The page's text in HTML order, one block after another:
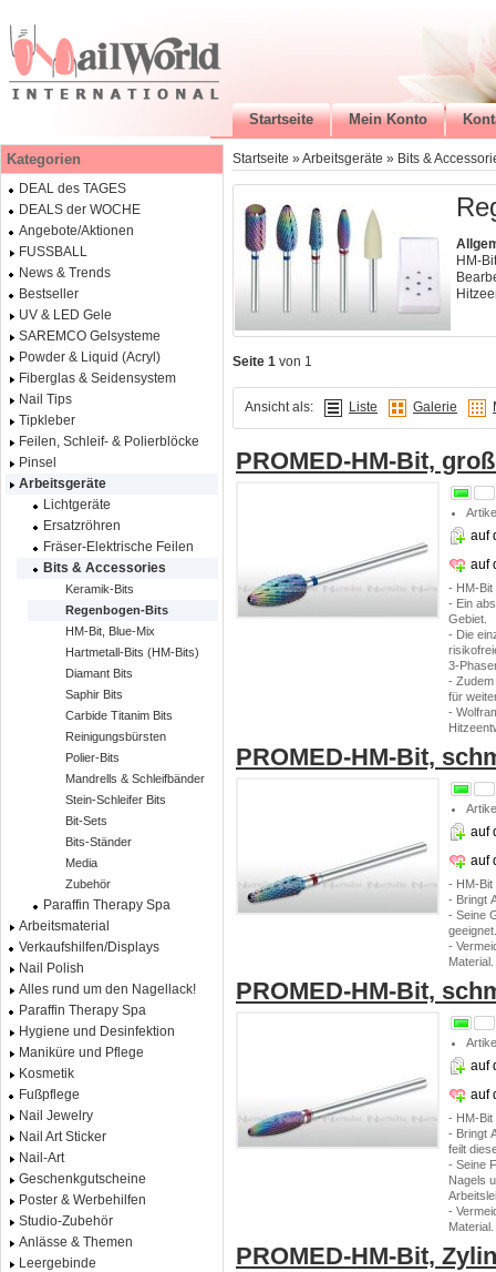
Startseite Mein Konto
Startseite »Arbeitsgeräte » Bits &
HM-
Seite 1 von 1
Ansicht als: Liste Galerie
PROMED-HM-Bit,
auf
auf
- HM-Bit
- Ein
Gebiet.
- Die
3-
- Zudem
für
-
PROMED-HM-Bit,
auf
auf
- HM-Bit
- Bringt
- Seine
-
Material.
PROMED-HM-Bit,
auf
auf
- HM-Bit
- Bringt
feilt
- Seine
Nagels
-
Material.
PROMED-HM-Bit,
Kategorien
DEAL des TAGES
DEALS der WOCHE
Angebote/Aktionen
FUSSBALL
News & Trends
Bestseller
UV & LED Gele
SAREMCO Gelsysteme
Powder & Liquid (Acryl)
Fiberglas & Seidensystem
Nail Tips
Tipkleber
Feilen, Schleif- & Polierblöcke
Pinsel
Arbeitsgeräte
Lichtgeräte
Ersatzröhren
Fräser-Elektrische Feilen
Bits & Accessories
Keramik-Bits
Regenbogen-Bits
HM-Bit, Blue-Mix
Hartmetall-Bits (HM-Bits)
Diamant Bits
Saphir Bits
Carbide Titanim Bits
Reinigungsbürsten
Polier-Bits
Mandrells & Schleifbänder
Stein-Schleifer Bits
Bit-Sets
Bits-Ständer
Media
Zubehör
Paraffin Therapy Spa
Arbeitsmaterial
Verkaufshilfen/Displays
Nail Polish
Alles rund um den Nagellack!
Paraffin Therapy Spa
Hygiene und Desinfektion
Maniküre und Pflege
Kosmetik
Fußpflege
Nail Jewelry
Nail Art Sticker
Nail-Art
Geschenkgutscheine
Poster & Werbehilfen
Studio-Zubehör
Anlässe & Themen
Leergebinde